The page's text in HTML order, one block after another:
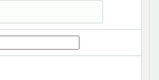
, 맞춤 서비스 제공 등을 목적으로